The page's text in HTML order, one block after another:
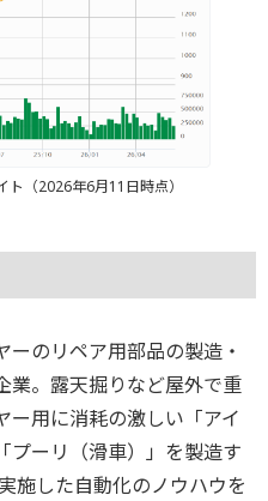
（2026年6月11日時点）
のリペア用部品の製造・
業。露天掘りなど屋外で重
ー用に消耗の激しい「アイ
プーリ（滑車）」を製造す
施した自動化のノウハウを